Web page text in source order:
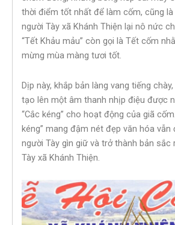
thời điểm tốt nhất để làm cốm, cũng
người Tày xã Khánh Thiện lại nô nức
“Tết Khảu mảu” còn gọi là Tết cốm
mừng mùa màng tươi tốt.
Dịp này, khắp bản làng vang tiếng
tạo lên một âm thanh nhịp điệu được
“Cắc kéng” cho hoạt động của giã
kéng” mang đậm nét đẹp văn hóa
người Tày gìn giữ và trở thành bản sắc
Tày xã Khánh Thiện.